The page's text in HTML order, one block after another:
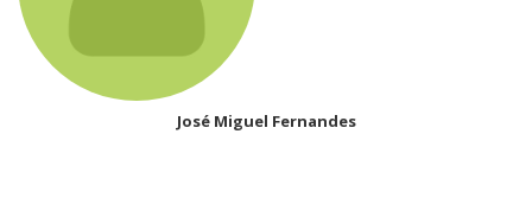
José Miguel Fernandes